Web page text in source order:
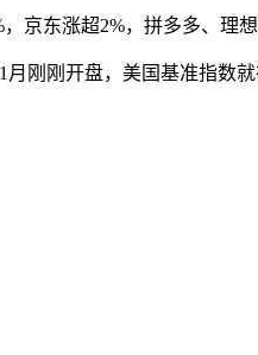
东涨超2%，拼多多、理想
刚开盘，美国基准指数